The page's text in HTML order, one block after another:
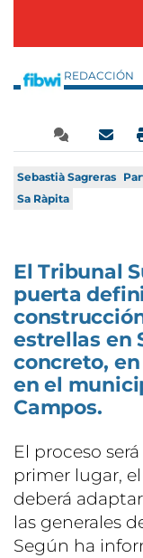
REDACCIÓN
Sebastià Sagreras
Sa Ràpita
El Tribunal
puerta
estrellas en
concreto,
en el
Campos.
El proceso
primer lugar,
deberá
las generales
Según ha